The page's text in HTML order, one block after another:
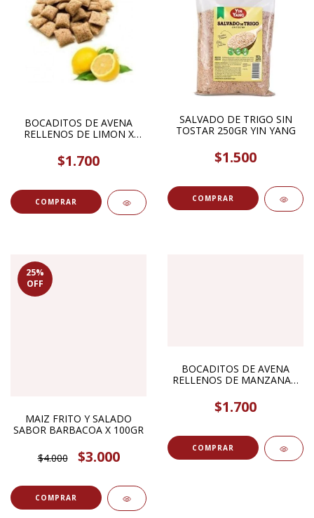
BOCADITOS DE AVENA
RELLENOS DE LIMON X
$1.700
COMPRAR
SALVADO DE TRIGO SIN
TOSTAR 250GR YIN YANG
$1.500
25%
OFF
MAIZ FRITO Y SALADO
SABOR BARBACOA X 100GR
$4.000 $3.000
COMPRAR
BOCADITOS DE AVENA
RELLENOS DE MANZANA Y
$1.700
COMPRAR